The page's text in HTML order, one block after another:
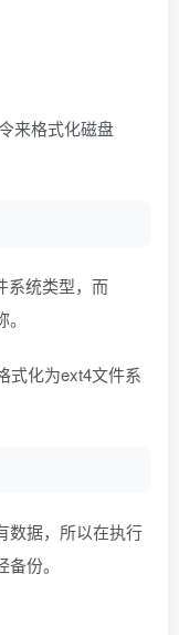
来格式化磁盘
系统类型，而
式化为ext4文件系
数据，所以在执行
份。